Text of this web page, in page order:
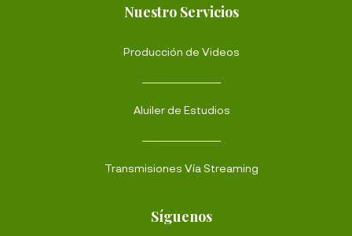
Nuestro Servicios
Producción de Videos
Aluiler de Estudios
Transmisiones Vía Streaming
Síguenos